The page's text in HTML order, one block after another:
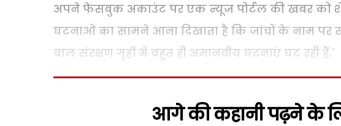
अपने फेसबुक अकाउंट पर एक न्यूज पोर्टल की खबर को
घटनाओं का सामने आना दिखाता है कि जांचों के नाम पर
बाल संरक्षण गृहों में बहुत ही अमानवीय घटनाएं घट रही हैं.'
आगे की कहानी पढ़ने के